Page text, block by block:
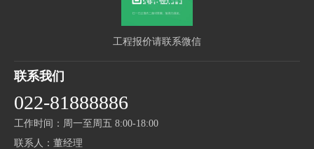
工程报价请联系微信
联系我们
022-81888886
工作时间：周一至周五 8:00-18:00
联系人：董经理